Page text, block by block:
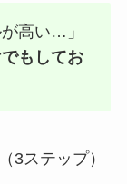
高い…」
もしてお
3ステップ）